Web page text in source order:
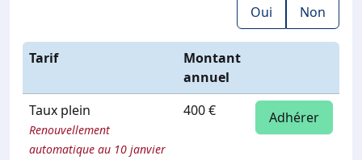
Oui
Non
Tarif
Montant
annuel
Taux plein
Renouvellement
automatique au 10 janvier
400 € Adhérer